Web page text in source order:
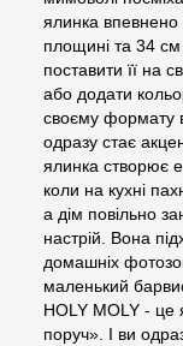
ялинка
площині та 34
поставити її на
або додати
своєму формату
одразу стає
ялинка створює
коли на кухні
а дім повільно
настрій. Вона
домашніх
маленький
HOLY MOLY -
поруч». І ви